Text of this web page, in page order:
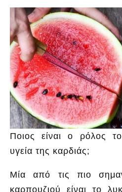
Ποιος είναι ο ρόλος
υγεία της καρδιάς;
Μία από τις πιο
καρπουζιού είναι το